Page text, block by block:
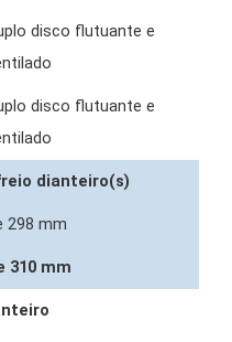
disco flutuante e
disco flutuante e
dianteiro(s)
298 mm
310 mm